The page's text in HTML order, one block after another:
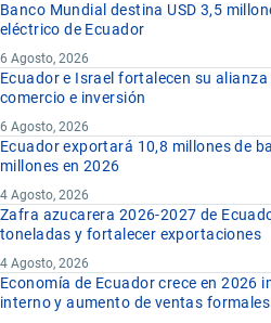
Banco Mundial destina USD 3,5
eléctrico de Ecuador
6 Agosto, 2026
Ecuador e Israel fortalecen su
comercio e inversión
6 Agosto, 2026
Ecuador exportará 10,8 millones de
millones en 2026
4 Agosto, 2026
Zafra azucarera 2026-2027 de
toneladas y fortalecer exportaciones
4 Agosto, 2026
Economía de Ecuador crece en 2026
interno y aumento de ventas formales